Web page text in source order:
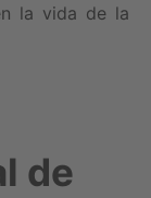
la vida de la
de